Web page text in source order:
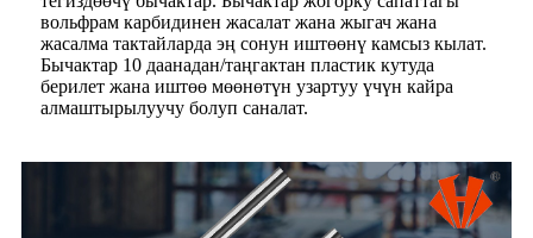
вольфрам карбидинен жасалат жана жыгач жана
жасалма тактайларда эң сонун иштөөнү камсыз кылат.
Бычактар ​​10 даанадан/таңгактан пластик кутуда
берилет жана иштөө мөөнөтүн узартуу үчүн кайра
алмаштырылуучу болуп саналат.